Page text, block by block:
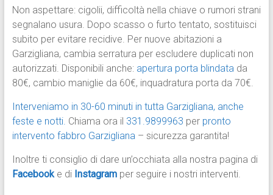
Non aspettare: cigolii, difficoltà nella chiave o rumori strani
segnalano usura. Dopo scasso o furto tentato, sostituisci
subito per evitare recidive. Per nuove abitazioni a
Garzigliana, cambia serratura per escludere duplicati non
autorizzati. Disponibili anche: apertura porta blindatada
80€, cambio maniglie da 60€, inquadratura porta da 70€.
Interveniamo in 30-60 minuti in tutta Garzigliana, anche
feste e notti. Chiama ora il 331.9899963 per pronto
intervento fabbro Garzigliana– sicurezza garantita!
Inoltre ti consiglio di dare un’occhiata alla nostra pagina di
Facebook e di Instagram per seguire i nostri interventi.